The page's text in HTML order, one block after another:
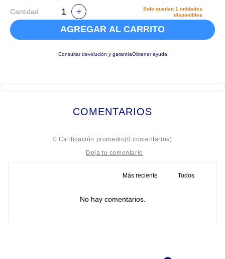
Cantidad Solo quedan 1 unidades
disponibles
AGREGAR AL CARRITO
Consultar devolución y garantíaObtener ayuda
COMENTARIOS
0 Calificación promedio(0 comentarios)
Más reciente Todos
No hay comentarios.